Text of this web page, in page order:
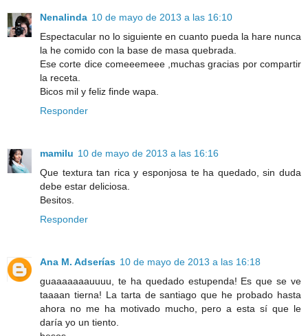
Nenalinda 10 de mayo de 2013 a las 16:10
Espectacular no lo siguiente en cuanto pueda la hare nunca
la he comido con la base de masa quebrada.
Ese corte dice comeeemeee ,muchas gracias por compartir
la receta.
Bicos mil y feliz finde wapa.
Responder
mamilu 10 de mayo de 2013 a las 16:16
Que textura tan rica y esponjosa te ha quedado, sin duda
debe estar deliciosa.
Besitos.
Responder
Ana M. Adserías 10 de mayo de 2013 a las 16:18
guaaaaaaauuuu, te ha quedado estupenda! Es que se ve
taaaan tierna! La tarta de santiago que he probado hasta
ahora no me ha motivado mucho, pero a esta sí que le
daría yo un tiento.